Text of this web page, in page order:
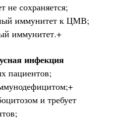
не сохраняется;
иммунитет к ЦМВ;
иммунитет.+
инфекция
пациентов;
и требует